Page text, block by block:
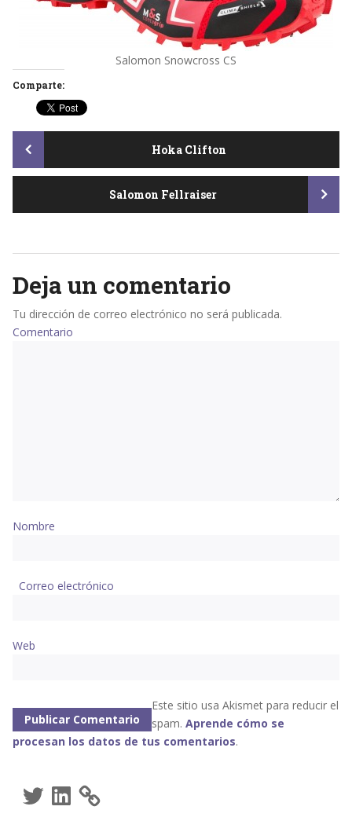
Salomon Snowcross CS
Comparte:
Post
navigation
Hoka Clifton
Salomon Fellraiser
Deja un comentario
Tu dirección de correo electrónico no será publicada.
Comentario
Nombre
Correo electrónico
Web
Este sitio usa Akismet para reducir el
spam. Aprende cómo se
procesan los datos de tus comentarios.
TwitterLinkedIn